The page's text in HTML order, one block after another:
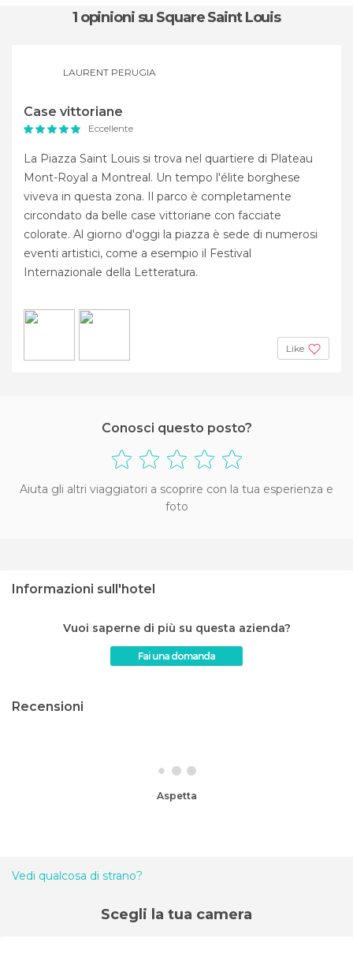
1 opinioni su Square Saint Louis
LAURENT PERUGIA
Case vittoriane
Eccellente
La Piazza Saint Louis si trova nel quartiere di Plateau
Mont-Royal a Montreal. Un tempo l'élite borghese
viveva in questa zona. Il parco è completamente
circondato da belle case vittoriane con facciate
colorate. Al giorno d'oggi la piazza è sede di numerosi
eventi artistici, come a esempio il Festival
Internazionale della Letteratura.
Like
Conosci questo posto?
Aiuta gli altri viaggiatori a scoprire con la tua esperienza e
foto
Informazioni sull'hotel
Vuoi saperne di più su questa azienda?
Fai una domanda
Recensioni
Aspetta
Vedi qualcosa di strano?
Scegli la tua camera